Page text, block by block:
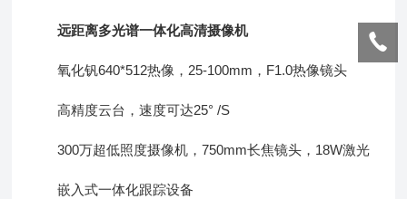
远距离多光谱一体化高清摄像机
氧化钒640*512热像，25-100mm，F1.0热像镜头
高精度云台，速度可达25° /S
300万超低照度摄像机，750mm长焦镜头，18W激光
嵌入式一体化跟踪设备